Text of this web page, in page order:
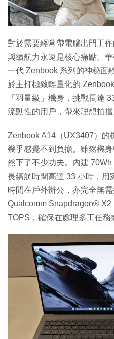
對於需要經常帶電腦出門工
與續航力永遠是核心痛點。
一代 Zenbook 系列的神秘面
於主打極致輕量化的
「羽量級」機身，挑戰長達
流動性的用戶，帶來理想拍擋
Zenbook A14（UX3407）的
幾乎感覺不到負擔。雖然機
然下了不少功夫。內建
長續航時間高達 33 小時，用
時間在戶外辦公，亦完全無
Qualcomm Snapdragon®
TOPS，確保在處理多工任務